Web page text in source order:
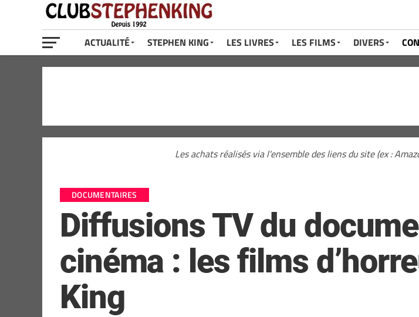
ACTUALITÉ STEPHEN KING LES LIVRES LES FILMS DIVERS
Les achats réalisés via l'ensemble des liens du site (ex :
DOCUMENTAIRES
Diffusions TV du
cinéma : les films
King